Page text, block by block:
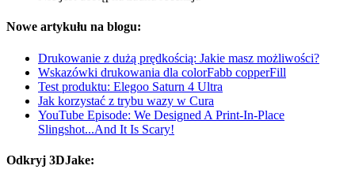
Nowe artykułu na blogu:
Drukowanie z dużą prędkością: Jakie masz możliwości?
Wskazówki drukowania dla colorFabb copperFill
Test produktu: Elegoo Saturn 4 Ultra
Jak korzystać z trybu wazy w Cura
YouTube Episode: We Designed A Print-In-Place
Slingshot...And It Is Scary!
Odkryj 3DJake: